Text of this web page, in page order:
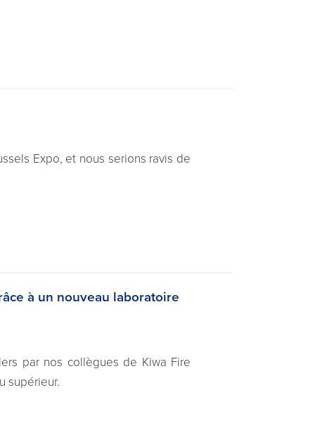
Expo, et nous serions ravis de
à un nouveau laboratoire
par nos collègues de Kiwa Fire
supérieur.